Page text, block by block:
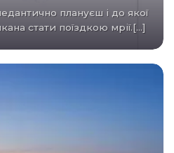
стати поїздкою мрії.[...]